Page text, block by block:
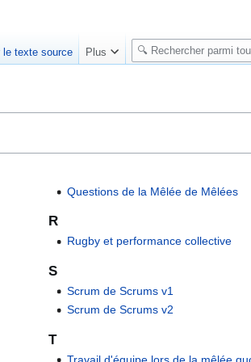
Questions de la Mêlée de Mêlées
R
Rugby et performance collective
S
Scrum de Scrums v1
Scrum de Scrums v2
T
Travail d'équipe lors de la mêlée
le texte source Plus
R
e
e
c
e